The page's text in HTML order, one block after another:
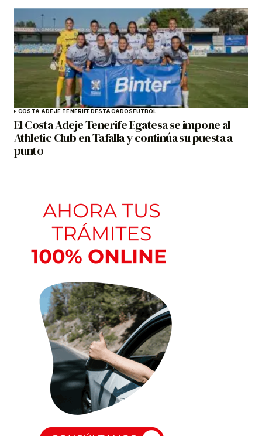
COSTA ADEJE TENERIFEDESTACADOSFÚTBOL
El Costa Adeje Tenerife Egatesa se impone al
Athletic Club en Tafalla y continúa su puesta a
punto